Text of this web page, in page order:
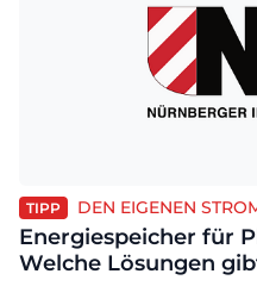
TIPP DEN EIGENEN
Energiespeicher für
Welche Lösungen